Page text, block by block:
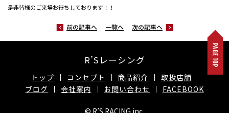
是非皆様のご来場お待ちしております！！
前の記事へ 一覧へ 次の記事へ
R’Sレーシング
トップ コンセプト 商品紹介
取扱店舗
ブログ
会社案内 お問い合わせ FACEBOOK
© R’S RACING inc.